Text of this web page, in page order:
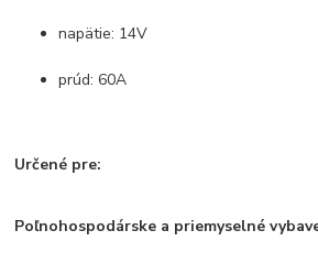
napätie: 14V
prúd: 60A
Určené pre:
Poľnohospodárske a priemyselné